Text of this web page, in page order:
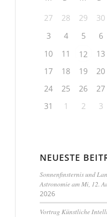
27
28 29 30
3
4 5 6
10
11 12 13
17
18 19 20
24
25 26 27
31
1 2 3
NEUESTE
Sonnenfinsternis und
Astronomie am Mi, 12.
2026
Vortrag Künstliche